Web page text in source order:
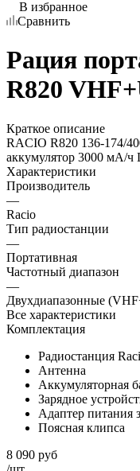
В избранное
Сравнить
Рация
R820
Краткое описание
RACIO R820 136-174/
аккумулятор 3000 мА/ч
Характеристики
Производитель
—
Racio
Тип радиостанции
—
Портативная
Частотный диапазон
—
Двухдиапазонные
Все характеристики
Комплектация
Радиостанция
Антенна
Аккумуляторная
Зарядное
Адаптер питания
Поясная клипса
8 090 руб